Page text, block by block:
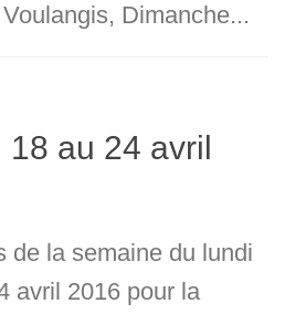
Dimanche...
au 24 avril
de la semaine du lundi
avril 2016 pour la